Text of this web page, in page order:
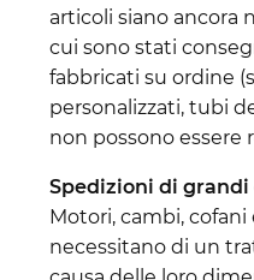
articoli siano ancora
cui sono stati
fabbricati su ordine
personalizzati, tubi
non possono essere
Spedizioni di
Motori, cambi,
necessitano di un